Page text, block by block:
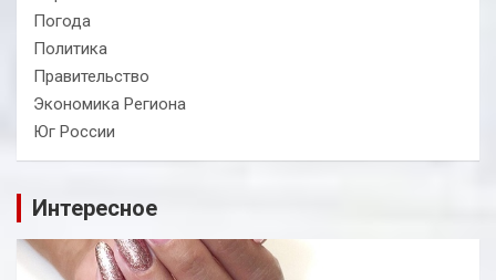
Погода
Политика
Правительство
Экономика Региона
Юг России
Интересное